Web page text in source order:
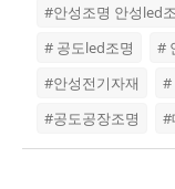
#안성조명 안성led
# 공도led조명
#
#안성전기자재
#
#공도공장조명
#